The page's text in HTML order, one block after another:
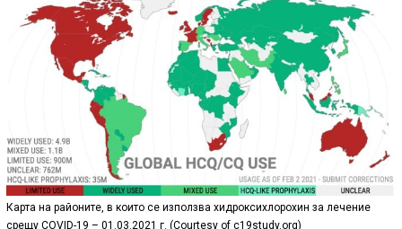
Карта на районите, в които се използва хидроксихлорохин за лечение
срещу COVID-19 – 01.03.2021 г. (Courtesy of c19study.org)